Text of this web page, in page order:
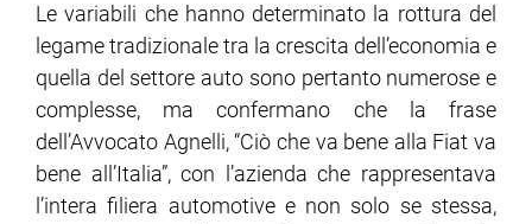
Le variabili che hanno determinato la rottura del
legame tradizionale tra la crescita dell’economia e
quella del settore auto sono pertanto numerose e
complesse, ma confermano che la frase
dell’Avvocato Agnelli, “Ciò che va bene alla Fiat va
bene all’Italia”, con l’azienda che rappresentava
l’intera filiera automotive e non solo se stessa,